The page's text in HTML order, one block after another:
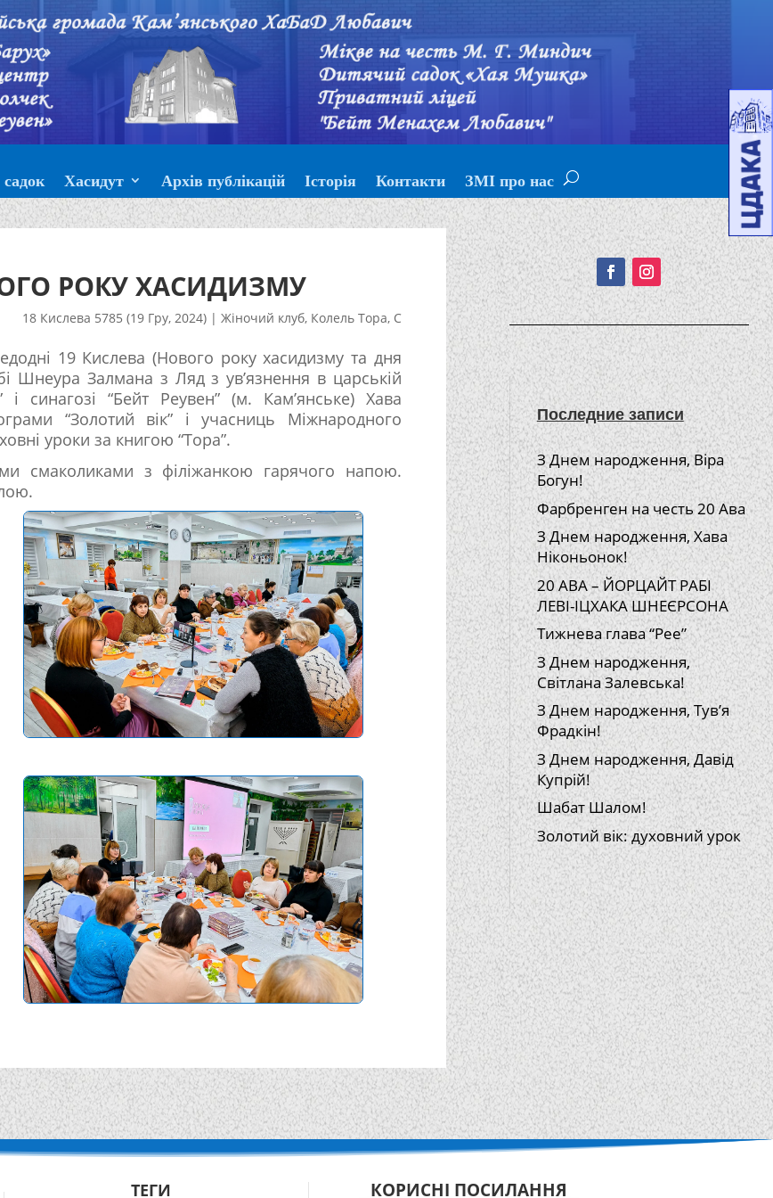
Хасидут Архів публікацій Історія Контакти ЗМІ про нас
РОКУ ХАСИДИЗМУ
18 Кислева 5785 (19 Гру, 2024)| Жіночий клуб, Колель Тора, С
19 Кислева (Нового року хасидизму та дня
Шнеура Залмана з Ляд з ув’язнення в царській
і синагозі “Бейт Реувен” (м. Кам’янське) Хава
“Золотий вік” і учасниць Міжнародного
уроки за книгою “Тора”.
смаколиками з філіжанкою гарячого напою.
Подписывайтесь!
Последние записи
З Днем народження, Віра
Богун!
Фарбренген на честь 20 Ава
З Днем народження, Хава
Ніконьонок!
20 АВА – ЙОРЦАЙТ РАБІ
ЛЕВІ-ІЦХАКА ШНЕЄРСОНА
Тижнева глава “Рее”
З Днем народження,
Світлана Залевська!
З Днем народження, Тув’я
Фрадкін!
З Днем народження, Давід
Купрій!
Шабат Шалом!
Золотий вік: духовний урок
ТЕГИ КОРИСНІ ПОСИЛАННЯ